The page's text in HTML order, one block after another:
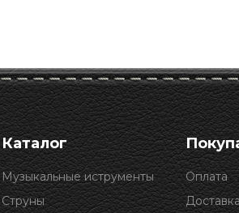
Каталог
Музыкальные иструменты
Струны
Оплата